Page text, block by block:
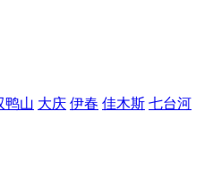
鸭山 大庆 伊春 佳木斯 七台河